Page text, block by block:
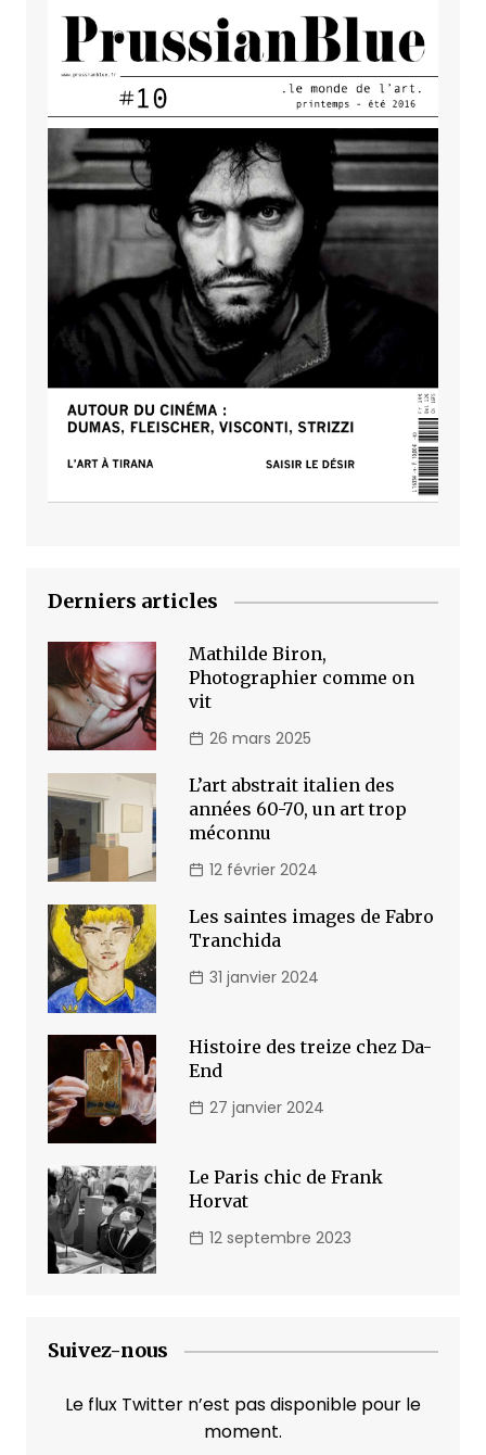
Derniers articles
Mathilde Biron,
Photographier comme on
vit
26 mars 2025
L’art abstrait italien des
années 60-70, un art trop
méconnu
12 février 2024
Les saintes images de Fabro
Tranchida
31 janvier 2024
Histoire des treize chez Da-
End
27 janvier 2024
Le Paris chic de Frank
Horvat
12 septembre 2023
Suivez-nous
Le flux Twitter n’est pas disponible pour le
moment.